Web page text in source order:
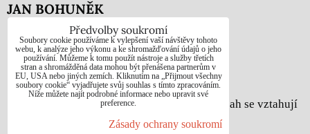
JAN BOHUNĚK
Telefon: +420725021832
e-mail: 1jab@seznam.cz
web: www.prodej-obrazy.eu
© Jan Bohuněk - Na všechny fotografie a obsah se vztahují
autorská práva dle zákona č. 121/2000 Sb.
Předvolby soukromí
Soubory cookie používáme k vylepšení vaší návštěvy tohoto
webu, k analýze jeho výkonu a ke shromažďování údajů o jeho
používání. Můžeme k tomu použít nástroje a služby třetích
stran a shromážděná data mohou být přenášena partnerům v
EU, USA nebo jiných zemích. Kliknutím na „Přijmout všechny
soubory cookie“ vyjadřujete svůj souhlas s tímto zpracováním.
Níže můžete najít podrobné informace nebo upravit své
preference.
Zásady ochrany soukromí